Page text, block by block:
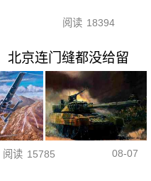
阅读 18394
北京连门缝都没给留
阅读 15785 08-07